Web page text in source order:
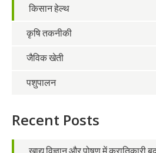
किसान हेल्थ
कृषि तकनीकी
जैविक खेती
पशुपालन
Recent Posts